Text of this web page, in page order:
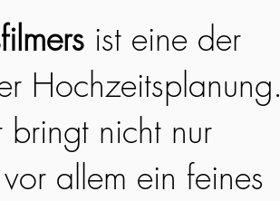
ist eine der
Hochzeitsplanung.
bringt nicht nur
allem ein feines